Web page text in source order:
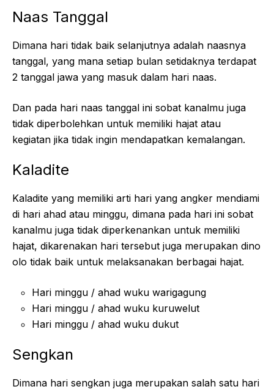
Naas Tanggal
Dimana hari tidak baik selanjutnya adalah naasnya
tanggal, yang mana setiap bulan setidaknya terdapat
2 tanggal jawa yang masuk dalam hari naas.
Dan pada hari naas tanggal ini sobat kanalmu juga
tidak diperbolehkan untuk memiliki hajat atau
kegiatan jika tidak ingin mendapatkan kemalangan.
Kaladite
Kaladite yang memiliki arti hari yang angker mendiami
di hari ahad atau minggu, dimana pada hari ini sobat
kanalmu juga tidak diperkenankan untuk memiliki
hajat, dikarenakan hari tersebut juga merupakan dino
olo tidak baik untuk melaksanakan berbagai hajat.
Hari minggu / ahad wuku warigagung
Hari minggu / ahad wuku kuruwelut
Hari minggu / ahad wuku dukut
Sengkan
Dimana hari sengkan juga merupakan salah satu hari